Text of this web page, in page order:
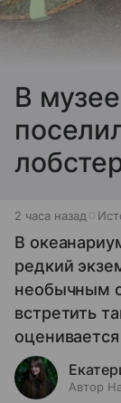
В
2 часа назад
В
редкий
необычным
встретить
Автор